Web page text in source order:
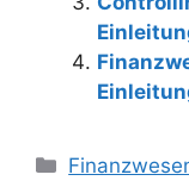
Categories